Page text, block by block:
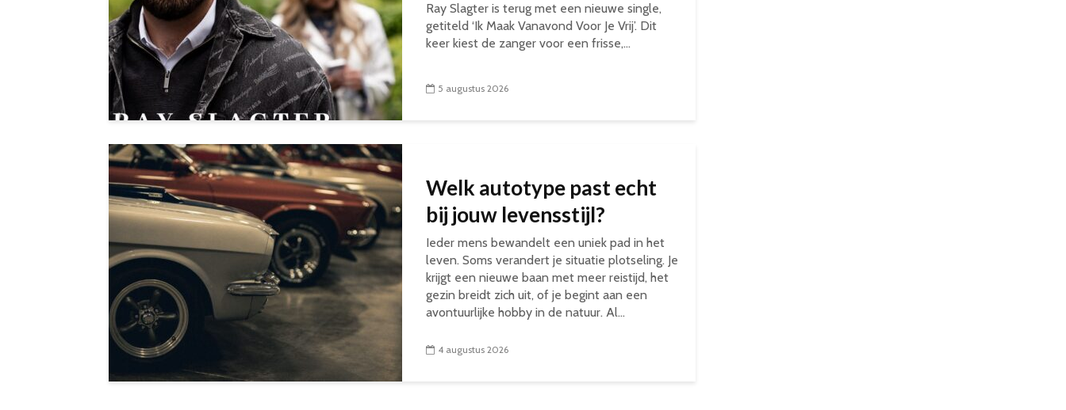
Ray Slagter is terug met een nieuwe single,
getiteld ‘Ik Maak Vanavond Voor Je Vrij’. Dit
keer kiest de zanger voor een frisse,...
5 augustus 2026
Welk autotype past echt
bij jouw levensstijl?
Ieder mens bewandelt een uniek pad in het
leven. Soms verandert je situatie plotseling. Je
krijgt een nieuwe baan met meer reistijd, het
gezin breidt zich uit, of je begint aan een
avontuurlijke hobby in de natuur. Al...
4 augustus 2026